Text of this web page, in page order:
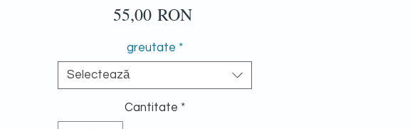
55,00 RONPreț
greutate *
Selectează
Cantitate *